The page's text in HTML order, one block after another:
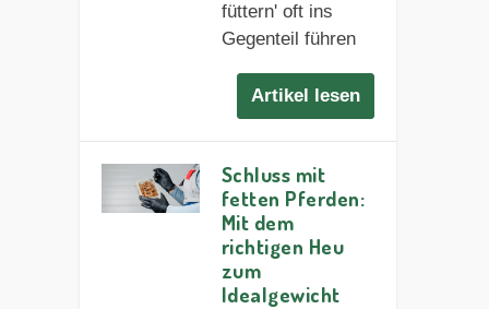
füttern' oft ins
Gegenteil führen
Artikel lesen
Schluss mit
fetten Pferden:
Mit dem
richtigen Heu
zum
Idealgewicht